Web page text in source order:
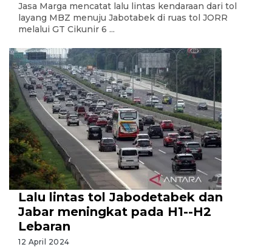
Jasa Marga mencatat lalu lintas kendaraan dari tol
layang MBZ menuju Jabotabek di ruas tol JORR
melalui GT Cikunir 6 ...
Lalu lintas tol Jabodetabek dan
Jabar meningkat pada H1--H2
Lebaran
12 April 2024